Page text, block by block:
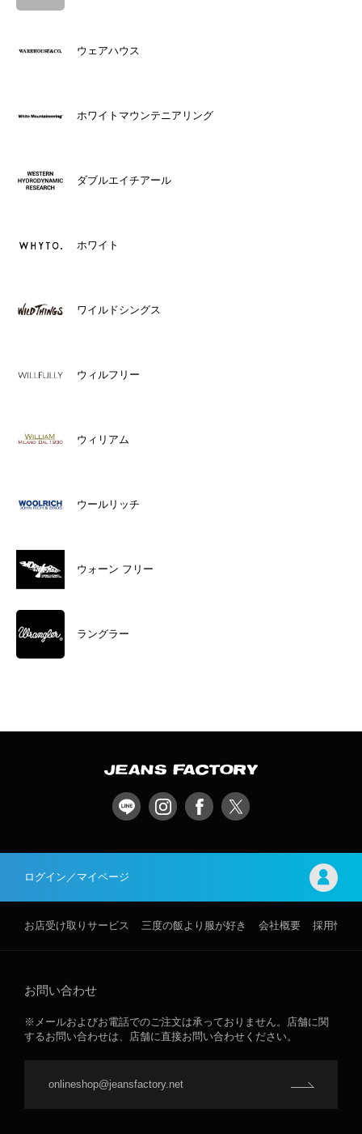
ウェアハウス
ホワイトマウンテニアリング
ダブルエイチアール
ホワイト
ワイルドシングス
ウィルフリー
ウィリアム
ウールリッチ
ウォーン フリー
ラングラー
ログイン／マイページ
お店受け取りサービス 三度の飯より服が好き 会社概要 採用情報
お問い合わせ
※メールおよびお電話でのご注文は承っておりません。店舗に関
するお問い合わせは、店舗に直接お問い合わせください。
onlineshop@jeansfactory.net